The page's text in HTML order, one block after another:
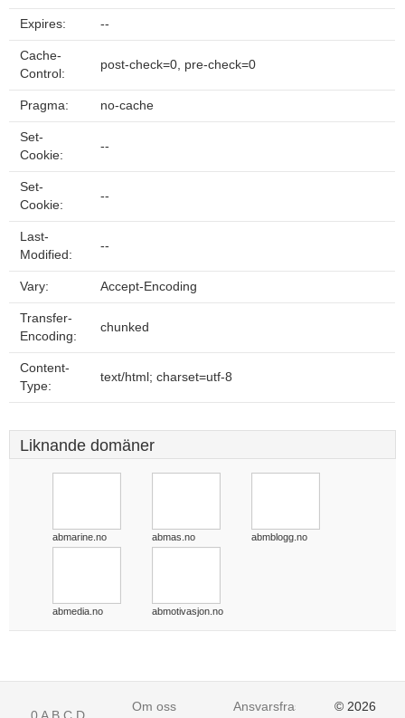
Expires: --
Cache-
Control:
post-check=0, pre-check=0
Pragma: no-cache
Set-
Cookie:
--
Set-
Cookie:
--
Last-
Modified:
--
Vary: Accept-Encoding
Transfer-
Encoding:
chunked
Content-
Type:
text/html; charset=utf-8
Liknande domäner
abmarine.no abmas.no abmblogg.no
abmedia.no abmotivasjon.no
Om oss Ansvarsfraskrivelse© 2026